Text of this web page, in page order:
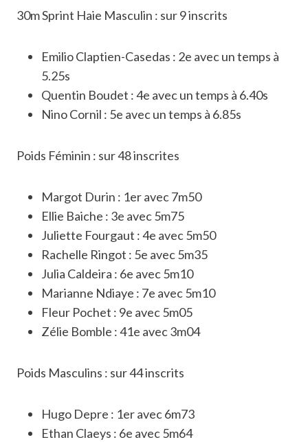
30m Sprint Haie Masculin : sur 9 inscrits
Emilio Claptien-Casedas : 2e avec un temps à
5.25s
Quentin Boudet : 4e avec un temps à 6.40s
Nino Cornil : 5e avec un temps à 6.85s
Poids Féminin : sur 48 inscrites
Margot Durin : 1er avec 7m50
Ellie Baiche : 3e avec 5m75
Juliette Fourgaut : 4e avec 5m50
Rachelle Ringot : 5e avec 5m35
Julia Caldeira : 6e avec 5m10
Marianne Ndiaye : 7e avec 5m10
Fleur Pochet : 9e avec 5m05
Zélie Bomble : 41e avec 3m04
Poids Masculins : sur 44 inscrits
Hugo Depre : 1er avec 6m73
Ethan Claeys : 6e avec 5m64